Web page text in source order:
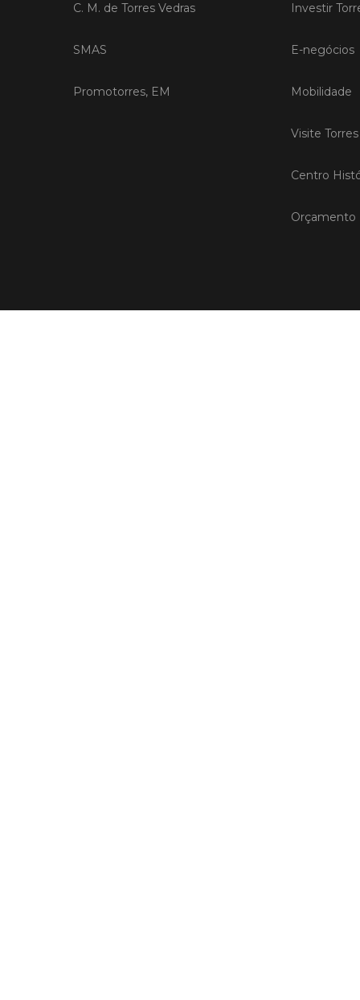
C. M. de Torres Vedras
SMAS
Promotorres, EM
Investir
E-negócios
Mobilidade
Visite
Centro
Orçamento